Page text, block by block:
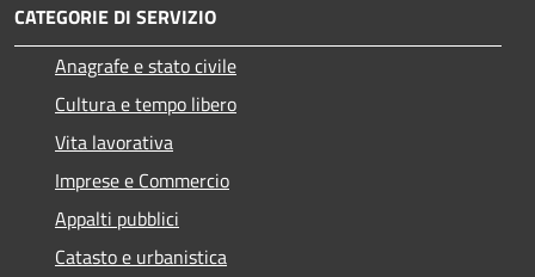
CATEGORIE DI SERVIZIO
Anagrafe e stato civile
Cultura e tempo libero
Vita lavorativa
Imprese e Commercio
Appalti pubblici
Catasto e urbanistica